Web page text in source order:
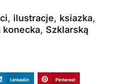
, ilustracje, ksiazka,
konecka, Szklarską
LinkedIn Pinterest